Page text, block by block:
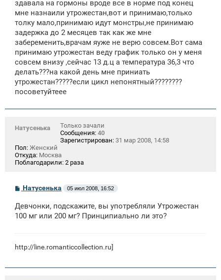
здавала на гормоны вроде все в норме под конец
мне назнаили утрожестан,вот и принимаю,только
толку мало,принимаю идут монстры,не принимаю
задержка до 2 месяцев так как же мне
забеременить,врачам яуже не верю совсем.Вот сама
принимаю утрожестан веду график только он у меня
совсем внизу ,сейчас 13 д.ц а температура 36,3 что
делать???на какой день мне приниать
утрожестан?????если цикл непонятный????????
посоветуйтеее
Натусенька
Только зачали
Сообщения: 40
Зарегистрирован: 31 мар 2008, 14:58
Пол: Женский
Откуда: Москва
Поблагодарили: 2 раза
С
б
щ
Натусенька 05 июл 2008, 16:52
Девчонки, подскажите, вы употребляли Утрожестан
100 мг или 200 мг? Принципиально ли это?
http://line.romanticcollection.ru]